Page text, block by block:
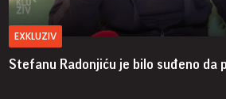
EXKLUZIV
Stefanu Radonjiću je bilo suđeno da